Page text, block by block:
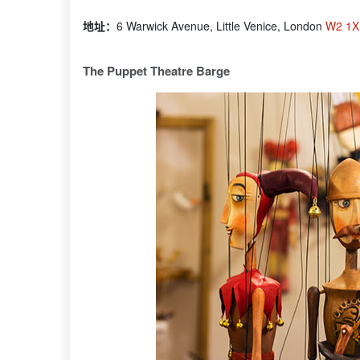
地址： 6 Warwick Avenue, Little Venice, London W2
The Puppet Theatre Barge